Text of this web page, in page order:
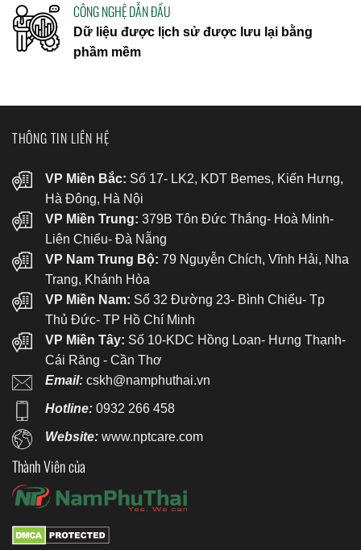
CÔNG NGHỆ DẪN ĐẦU
Dữ liệu được lịch sử được lưu lại bằng
phầm mềm
THÔNG TIN LIÊN HỆ
VP Miền Bắc: Số 17- LK2, KDT Bemes, Kiến Hưng,
Hà Đông, Hà Nội
VP Miền Trung: 379B Tôn Đức Thắng- Hoà Minh-
Liên Chiểu- Đà Nẵng
VP Nam Trung Bộ: 79 Nguyễn Chích, Vĩnh Hải, Nha
Trang, Khánh Hòa
VP Miền Nam: Số 32 Đường 23- Bình Chiểu- Tp
Thủ Đức- TP Hồ Chí Minh
VP Miền Tây: Số 10-KDC Hồng Loan- Hưng Thạnh-
Cái Răng - Cần Thơ
Email: cskh@namphuthai.vn
Hotline: 0932 266 458
Website:www.nptcare.com
Thành Viên của